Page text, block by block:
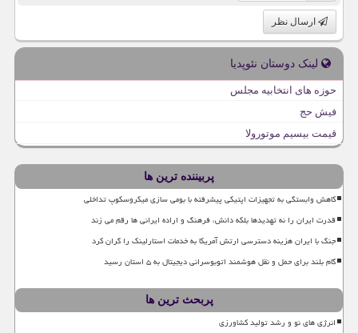
ارسال نظر
لینک دوستان نئوپدیا
حوزه های انتخابیه مجلس
فیش حج
قیمت بیسیم موتورولا
پربیننده ترین ها
کاهش وابستگی به تجهیزات اپتیکی پیشرفته با بومی سازی میکروسکوپ تداخلی
قدرت ایران را نه تهدیدها بلکه دانش، فرهنگ و اراده ایرانی ها رقم می زند
جنگ با ایران هزینه دسترسی ارتش آمریکا به خدمات استارلینک را گران کرد
گام بلند برای حمل و نقل هوشمند اتوبوسرانی دیجیتال به ۵ استان رسید
پربحث ترین ها
انرژی های نو و رشد تولید کشاورزی